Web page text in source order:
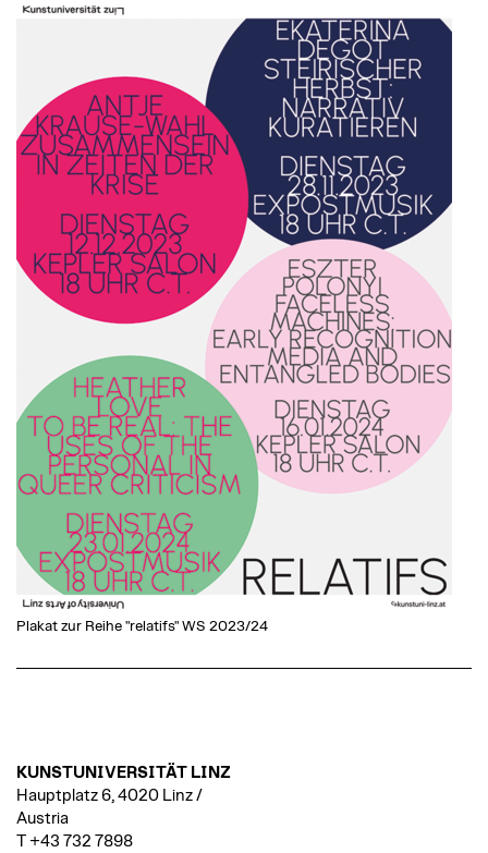
Plakat zur Reihe "relatifs" WS 2023/24
KUNSTUNIVERSITÄT LINZ
Hauptplatz 6, 4020 Linz /
Austria
T +43 732 7898